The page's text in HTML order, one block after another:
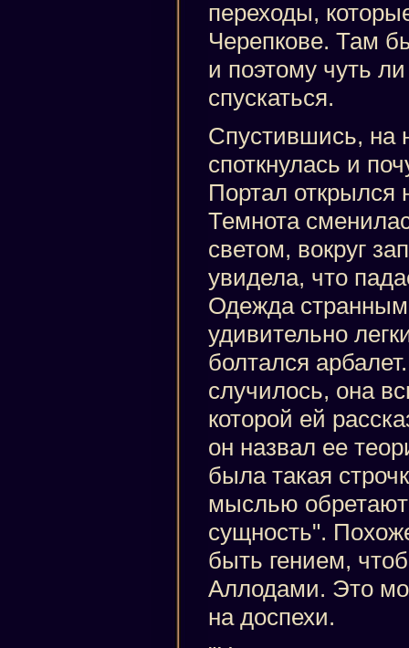
переходы,
Черепкове. Там
и поэтому чуть
спускаться.
Спустившись, на
споткнулась и
Портал открылся
Темнота
светом, вокруг
увидела, что
Одежда
удивительно
болтался
случилось, она
которой ей
он назвал ее
была такая
мыслью
сущность".
быть гением,
Аллодами. Это
на доспехи.